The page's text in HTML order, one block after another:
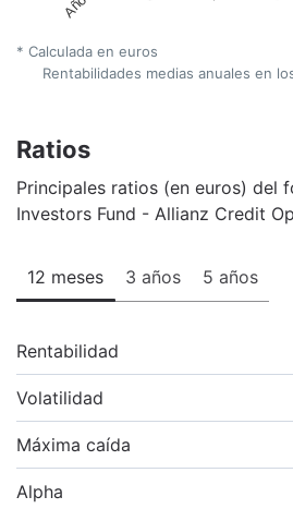
* Calculada en euros
Rentabilidades medias anuales en
Ratios
Principales ratios (en euros) del
Investors Fund - Allianz Credit
12 meses 3 años 5 años
Rentabilidad
Volatilidad
Máxima caída
Alpha